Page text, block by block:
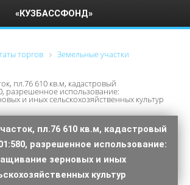
торгов
Земельные участки
пл.76 610 кв.м, кадастровый
разрешенное использование:
и иных сельскохозяйственных культур
пл.76 610 кв.м, кадастровый
разрешенное использование:
зерновых и иных
культур
«КУЗБАССФОНД»